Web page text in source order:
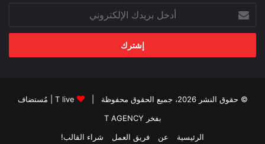
بريدك
الإلكتروني
© حقوق النشر 2026، جميع الحقوق محفوظة | T live | مُستضاف
بفخر T AGENCY
الرئيسية
عن فريق العمل شراء القالب!